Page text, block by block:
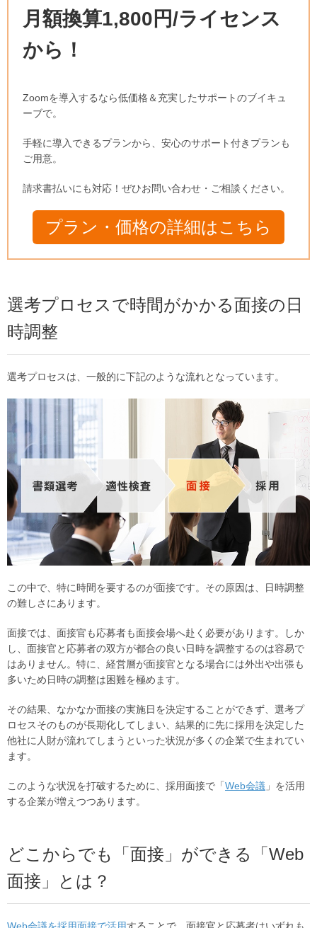
月額換算1,800円/ライセンス
から！
Zoomを導入するなら低価格＆充実したサポートのブイキュ
ーブで。
手軽に導入できるプランから、安心のサポート付きプランも
ご用意。
請求書払いにも対応！ぜひお問い合わせ・ご相談ください。
プラン・価格の詳細はこちら
選考プロセスで時間がかかる面接の日
時調整
選考プロセスは、一般的に下記のような流れとなっています。
この中で、特に時間を要するのが面接です。その原因は、日時調整
の難しさにあります。
面接では、面接官も応募者も面接会場へ赴く必要があります。しか
し、面接官と応募者の双方が都合の良い日時を調整するのは容易で
はありません。特に、経営層が面接官となる場合には外出や出張も
多いため日時の調整は困難を極めます。
その結果、なかなか面接の実施日を決定することができず、選考プ
ロセスそのものが長期化してしまい、結果的に先に採用を決定した
他社に人財が流れてしまうといった状況が多くの企業で生まれてい
ます。
このような状況を打破するために、採用面接で「 Web会議 」を活用
する企業が増えつつあります。
どこからでも「面接」ができる「Web
面接」とは？